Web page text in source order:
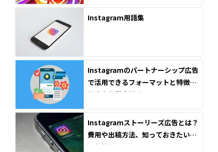
Instagram用語集
Instagramのパートナーシップ広告
で活用できるフォーマットと特徴、
注意点を徹底解説！
Instagramストーリーズ広告とは？
費用や出稿方法、知っておきたいコ
ツを解説！